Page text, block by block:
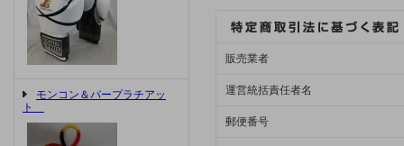
モンコン＆パープラチアッ
ト
販売業者
運営統括責任者名
郵便番号